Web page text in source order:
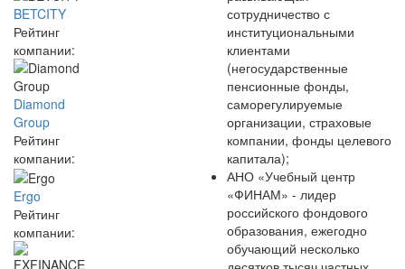
BETCITY
Рейтинг
компании:
Diamond
Group
Рейтинг
компании:
Ergo
Рейтинг
компании:
сотрудничество с
институциональными
клиентами
(негосударственные
пенсионные фонды,
саморегулируемые
организации, страховые
компании, фонды целевого
капитала);
АНО «Учебный центр
«ФИНАМ» - лидер
российского фондового
образования, ежегодно
обучающий несколько